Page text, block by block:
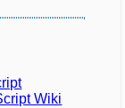
Wiki